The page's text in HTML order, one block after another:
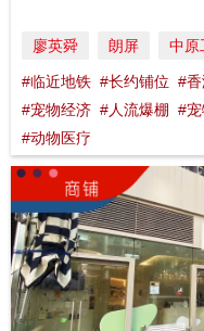
廖英舜 朗屏 中原
#临近地铁 #长约铺位 #
#宠物经济 #人流爆棚 #
#动物医疗